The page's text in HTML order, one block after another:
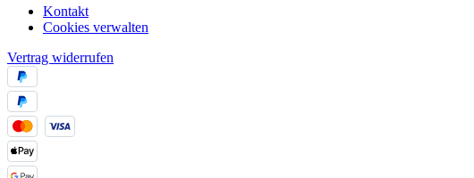
Kontakt
Cookies verwalten
Vertrag widerrufen